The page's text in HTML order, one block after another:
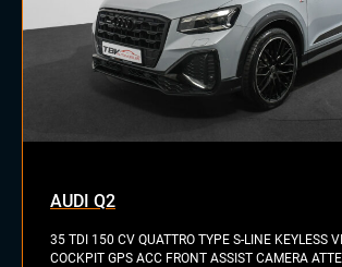
AUDI Q2
35 TDI 150 CV QUATTRO TYPE S-LINE KEYLESS
COCKPIT GPS ACC FRONT ASSIST CAMERA